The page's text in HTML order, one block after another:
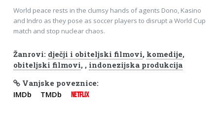
World peace rests in the clumsy hands of agents Dono, Kasino
and Indro as they pose as soccer players to disrupt a World Cup
match and stop nuclear chaos.
Žanrovi: dječji i obiteljski filmovi, komedije,
obiteljski filmovi, , indonezijska produkcija
Vanjske poveznice:
IMDb TMDb NETFLIX